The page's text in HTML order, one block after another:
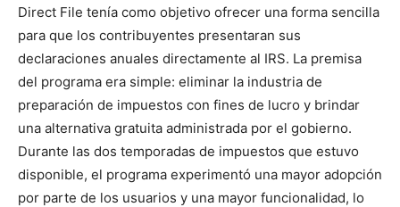
Direct File tenía como objetivo ofrecer una forma sencilla
para que los contribuyentes presentaran sus
declaraciones anuales directamente al IRS. La premisa
del programa era simple: eliminar la industria de
preparación de impuestos con fines de lucro y brindar
una alternativa gratuita administrada por el gobierno.
Durante las dos temporadas de impuestos que estuvo
disponible, el programa experimentó una mayor adopción
por parte de los usuarios y una mayor funcionalidad, lo